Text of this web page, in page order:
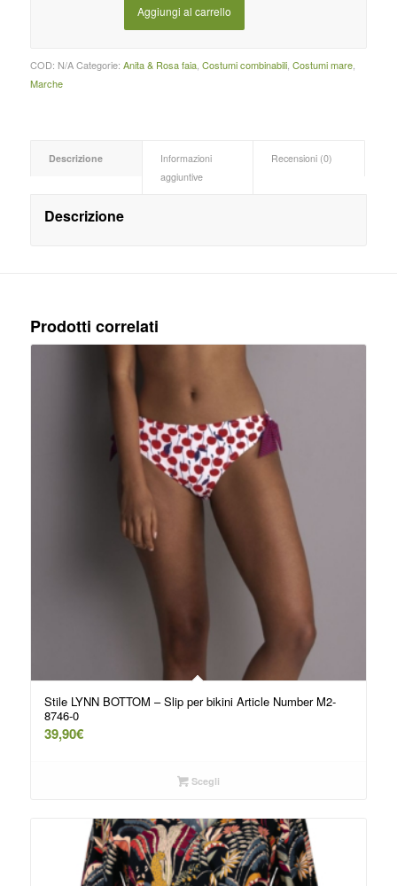
Aggiungi al carrello
COD: N/A Categorie: Anita & Rosa faia, Costumi combinabili, Costumi mare,
Marche
Descrizione
Informazioni
aggiuntive
Recensioni (0)
Descrizione
Prodotti correlati
Stile LYNN BOTTOM – Slip per bikini Article Number M2-
8746-0
39,90€
Scegli